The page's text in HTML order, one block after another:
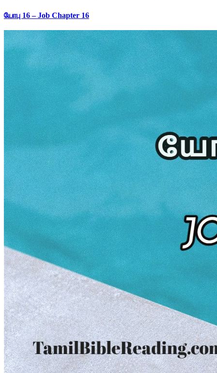
யோபு 16 – Job Chapter 16